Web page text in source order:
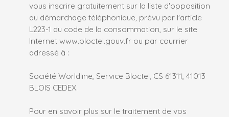
vous inscrire gratuitement sur la liste d'opposition
au démarchage téléphonique, prévu par l'article
L223-1 du code de la consommation, sur le site
Internet www.bloctel.gouv.fr ou par courrier
adressé à :
Société Worldline, Service Bloctel, CS 61311, 41013
BLOIS CEDEX.
Pour en savoir plus sur le traitement de vos